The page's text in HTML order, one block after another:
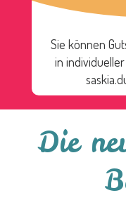
Sie können
in
Die